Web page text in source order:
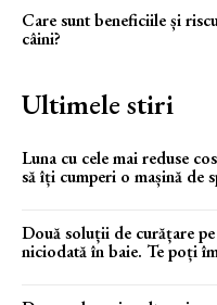
Care sunt beneficiile și
câini?
Ultimele stiri
Luna cu cele mai reduse
să îți cumperi o mașină de
Două soluții de curățare
niciodată în baie. Te poți